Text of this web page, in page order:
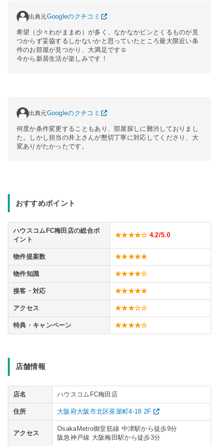
出典元Googleのクチコミ
希望（少々わがままめ）が多く、なかなかピンとくるものが見
つからず妥協するしかないかと思っていたところ最大限近い条
件のお部屋が見つかり、大満足です☺︎
今から新居生活が楽しみです！
出典元Googleのクチコミ
何度か条件変更することもあり、部屋探しに難渋しておりまし
た。しかし担当の井上さんが懇切丁寧に対応してくださり、大
変ありがたかったです。
おすすめポイント
ハウスコムFC梅田店の総合ポ
イント
★★★★☆ 4.2/5.0
物件提案数 ★★★★★
物件知識 ★★★★☆
接客・対応 ★★★★★
アクセス ★★★☆☆
特典・キャンペーン ★★★★☆
店舗情報
店名 ハウスコムFC梅田店
住所 大阪府大阪市北区茶屋町4-18 2F
アクセス
OsakaMetro御堂筋線 中津駅から徒歩9分
阪急神戸線 大阪梅田駅から徒歩3分